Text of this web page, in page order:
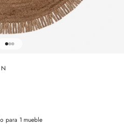
Ir al artículo 1
Ir al artículo 2
Ir al artículo 3
para 1 mueble